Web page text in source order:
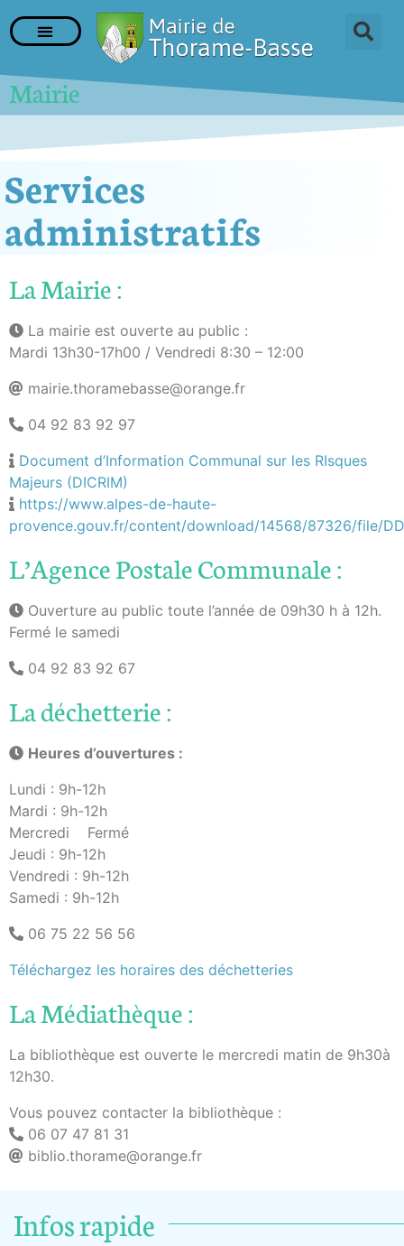
Mairie
Services
administratifs
La Mairie :
La mairie est ouverte au public :
Mardi 13h30-17h00 / Vendredi 8:30 – 12:00
mairie.thoramebasse@orange.fr
04 92 83 92 97
Document d’Information Communal sur les RIsques
Majeurs (DICRIM)
https://www.alpes-de-haute-
provence.gouv.fr/content/download/14568/87326/file/
L’Agence Postale Communale :
Ouverture au public toute l’année de 09h30 h à 12h.
Fermé le samedi
04 92 83 92 67
La déchetterie :
Heures d’ouvertures :
Lundi : 9h-12h
Mardi : 9h-12h
Mercredi Fermé
Jeudi : 9h-12h
Vendredi : 9h-12h
Samedi : 9h-12h
06 75 22 56 56
Téléchargez les horaires des déchetteries
La Médiathèque :
La bibliothèque est ouverte le mercredi matin de 9h30à
12h30.
Vous pouvez contacter la bibliothèque :
06 07 47 81 31
biblio.thorame@orange.fr
Infos rapide